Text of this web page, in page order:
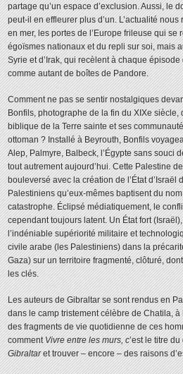
partage qu’un espace d’exclusion. Aussi, le
peut-il en effleurer plus d’un. L’actualité
en mer, les portes de l’Europe frileuse qui se
égoïsmes nationaux et du repli sur soi, mais
Syrie et d’Irak, qui recèlent à chaque
comme autant de boîtes de Pandore.
Comment ne pas se sentir nostalgiques
Bonfils, photographe de la fin du XIXe
biblique de la Terre sainte et ses
ottoman ? Installé à Beyrouth, Bonfils
Alep, Palmyre, Balbeck, l’Égypte sans souci
tout autrement aujourd’hui. Cette Palestine
bouleversé avec la création de l’État
Palestiniens qu’eux-mêmes baptisent du
catastrophe. Éclipsé médiatiquement, le
cependant toujours latent. Un État fort
l’indéniable supériorité militaire et
civile arabe (les Palestiniens) dans la
Gaza) sur un territoire fragmenté, clôturé,
les clés.
Les auteurs de Gibraltar se sont rendus en
dans le camp tristement célèbre de Chatila,
des fragments de vie quotidienne de ces
commentVivre entre les murs, c’est le titre
Gibraltaret trouver – encore – des raisons